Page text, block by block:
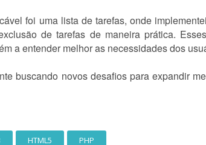
foi uma lista de tarefas, onde
de tarefas de maneira prática.
a entender melhor as necessidades dos
buscando novos desafios para expandir
HTML5 PHP